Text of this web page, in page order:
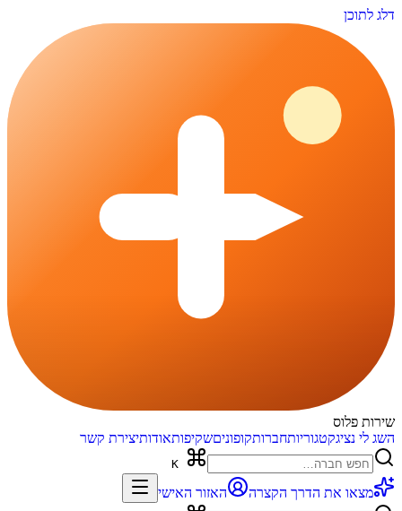
דלג לתוכן
שירות פלוס
השג לי נציגקטגוריותחברותקופוניםשקיפותאודותיצירת קשר
מצאו את הדרך הקצרה האזור האישי